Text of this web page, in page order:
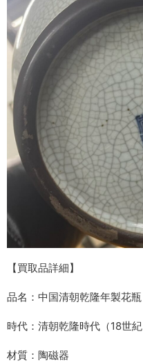
【買取品詳細】
品名 ：中国清朝乾隆年製花瓶
時代 ：清朝乾隆時代（18世紀
材質 ：陶磁器